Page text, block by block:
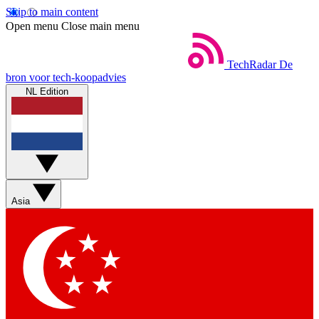
Skip to main content
Open menu Close main menu
TechRadar De
bron voor tech-koopadvies
NL Edition
Asia